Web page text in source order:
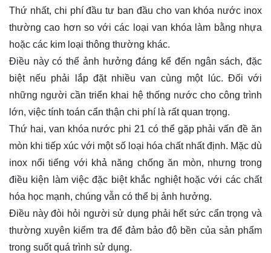
Thứ nhất, chi phí đầu tư ban đầu cho van khóa nước inox
thường cao hơn so với các loại van khóa làm bằng nhựa
hoặc các kim loại thông thường khác.
Điều này có thể ảnh hưởng đáng kể đến ngân sách, đặc
biệt nếu phải lắp đặt nhiều van cùng một lúc. Đối với
những người cần triển khai hệ thống nước cho công trình
lớn, việc tính toán cẩn thận chi phí là rất quan trọng.
Thứ hai, van khóa nước phi 21 có thể gặp phải vấn đề ăn
mòn khi tiếp xúc với một số loại hóa chất nhất định. Mặc dù
inox nổi tiếng với khả năng chống ăn mòn, nhưng trong
điều kiện làm việc đặc biệt khắc nghiệt hoặc với các chất
hóa học mạnh, chúng vẫn có thể bị ảnh hưởng.
Điều này đòi hỏi người sử dụng phải hết sức cẩn trọng và
thường xuyên kiểm tra để đảm bảo độ bền của sản phẩm
trong suốt quá trình sử dụng.